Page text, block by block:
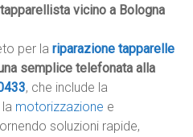
tapparellista vicino a Bologna
per lariparazione tapparelle
semplice telefonata alla
, che include la
la motorizzazione e
soluzioni rapide,